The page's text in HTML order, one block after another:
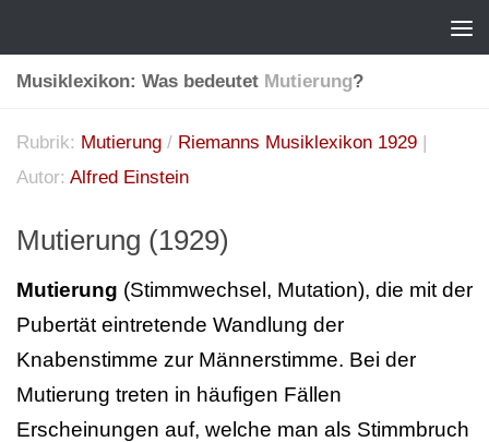
Musiklexikon: Was bedeutet Mutierung?
Rubrik: Mutierung / Riemanns Musiklexikon 1929 |
Autor: Alfred Einstein
Mutierung (1929)
Mutierung (Stimmwechsel, Mutation), die mit der
Pubertät eintretende Wandlung der
Knabenstimme zur Männerstimme. Bei der
Mutierung treten in häufigen Fällen
Erscheinungen auf, welche man als Stimmbruch